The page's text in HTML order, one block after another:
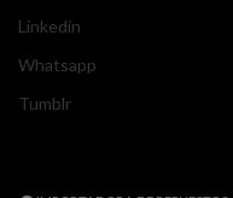
Linkedin
Whatsapp
Tumblr